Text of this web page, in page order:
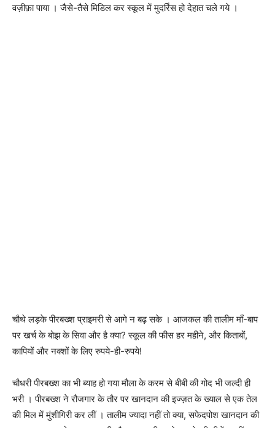
वज़ीफ़ा पाया । जैसे-तैसे मिडिल कर स्कूल में मुदर्रिस हो देहात चले गये ।
चौथे लड़के पीरबख्श प्राइमरी से आगे न बढ़ सके । आजकल की तालीम माँ-बाप
पर खर्च के बोझ के सिवा और है क्या? स्कूल की फीस हर महीने, और किताबों,
कापियों और नक्शों के लिए रुपये-ही-रुपये!
चौधरी पीरबख्श का भी ब्याह हो गया मौला के करम से बीबी की गोद भी जल्दी ही
भरी । पीरबख्श ने रौजगार के तौर पर खानदान की इज्ज़त के ख्याल से एक तेल
की मिल में मुंशीगिरी कर लीं । तालीम ज्यादा नहीं तो क्या, सफेदपोश खानदान की